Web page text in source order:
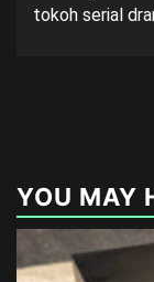
tokoh serial
YOU MAY